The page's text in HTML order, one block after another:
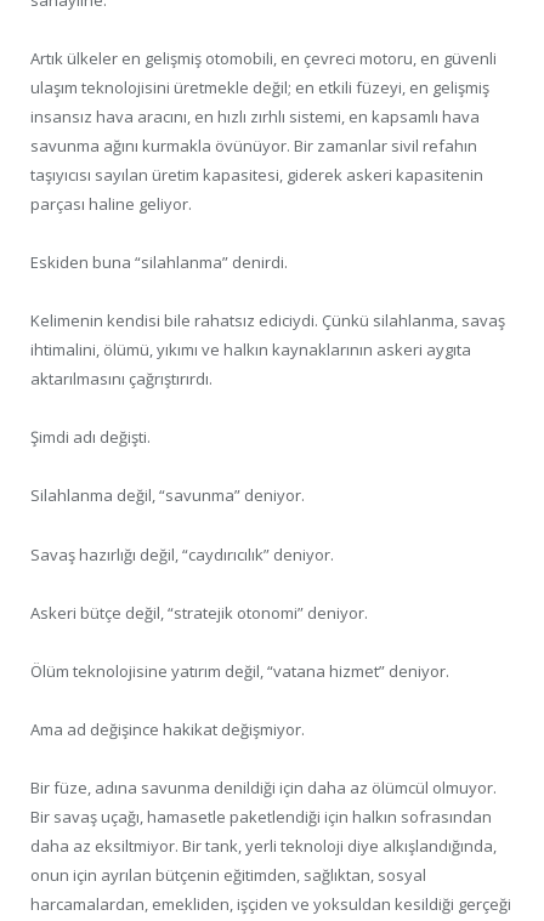
Artık ülkeler en gelişmiş otomobili, en çevreci motoru, en güvenli
ulaşım teknolojisini üretmekle değil; en etkili füzeyi, en gelişmiş
insansız hava aracını, en hızlı zırhlı sistemi, en kapsamlı hava
savunma ağını kurmakla övünüyor. Bir zamanlar sivil refahın
taşıyıcısı sayılan üretim kapasitesi, giderek askeri kapasitenin
parçası haline geliyor.
Eskiden buna “silahlanma” denirdi.
Kelimenin kendisi bile rahatsız ediciydi. Çünkü silahlanma, savaş
ihtimalini, ölümü, yıkımı ve halkın kaynaklarının askeri aygıta
aktarılmasını çağrıştırırdı.
Şimdi adı değişti.
Silahlanma değil, “savunma” deniyor.
Savaş hazırlığı değil, “caydırıcılık” deniyor.
Askeri bütçe değil, “stratejik otonomi” deniyor.
Ölüm teknolojisine yatırım değil, “vatana hizmet” deniyor.
Ama ad değişince hakikat değişmiyor.
Bir füze, adına savunma denildiği için daha az ölümcül olmuyor.
Bir savaş uçağı, hamasetle paketlendiği için halkın sofrasından
daha az eksiltmiyor. Bir tank, yerli teknoloji diye alkışlandığında,
onun için ayrılan bütçenin eğitimden, sağlıktan, sosyal
harcamalardan, emekliden, işçiden ve yoksuldan kesildiği gerçeği